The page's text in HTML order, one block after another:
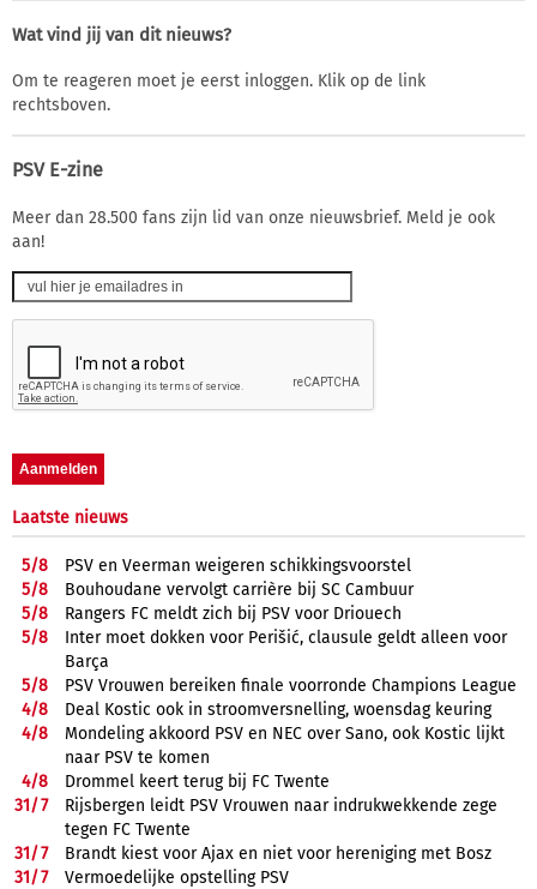
Wat vind jij van dit nieuws?
Om te reageren moet je eerst inloggen. Klik op de link
rechtsboven.
PSV E-zine
Meer dan 28.500 fans zijn lid van onze nieuwsbrief. Meld je ook
aan!
Laatste nieuws
5/8
PSV en Veerman weigeren schikkingsvoorstel
5/8
Bouhoudane vervolgt carrière bij SC Cambuur
5/8
Rangers FC meldt zich bij PSV voor Driouech
5/8
Inter moet dokken voor Perišić, clausule geldt alleen voor
Barça
5/8
PSV Vrouwen bereiken finale voorronde Champions League
4/8
Deal Kostic ook in stroomversnelling, woensdag keuring
4/8
Mondeling akkoord PSV en NEC over Sano, ook Kostic lijkt
naar PSV te komen
4/8
Drommel keert terug bij FC Twente
31/7
Rijsbergen leidt PSV Vrouwen naar indrukwekkende zege
tegen FC Twente
31/7
Brandt kiest voor Ajax en niet voor hereniging met Bosz
31/7
Vermoedelijke opstelling PSV